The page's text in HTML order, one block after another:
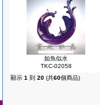
如魚似水
TKC-02058
顯示 1 到 20(共60個商品)